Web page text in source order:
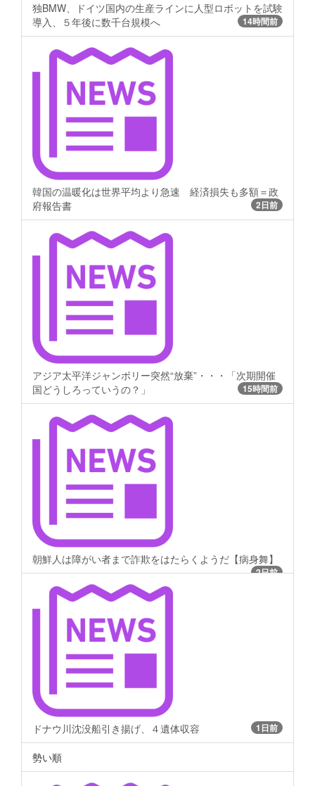
独BMW、ドイツ国内の生産ラインに人型ロボットを試験
導入、５年後に数千台規模へ
14時間前
韓国の温暖化は世界平均より急速 経済損失も多額＝政
府報告書
2日前
アジア太平洋ジャンボリー突然“放棄”・・・「次期開催
国どうしろっていうの？」
15時間前
朝鮮人は障がい者まで詐欺をはたらくようだ【病身舞】
2日前
ドナウ川沈没船引き揚げ、４遺体収容 1日前
勢い順